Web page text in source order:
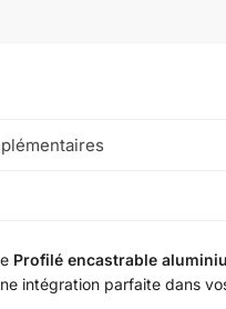
Profilé encastrable
intégration parfaite dans